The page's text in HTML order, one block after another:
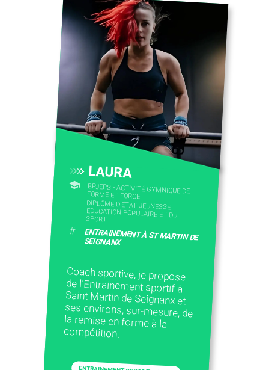
LAURA
BPJEPS - ACTIVITÉ GYMNIQUE DE
FORME ET FORCE
DIPLÔME D'ÉTAT JEUNESSE
ÉDUCATION POPULAIRE ET DU
SPORT
# ENTRAINEMENT À ST MARTIN DE
SEIGNANX
Coach sportive, je propose
de l'Entrainement sportif à
Saint Martin de Seignanx et
ses environs, sur-mesure, de
la remise en forme à la
compétition.